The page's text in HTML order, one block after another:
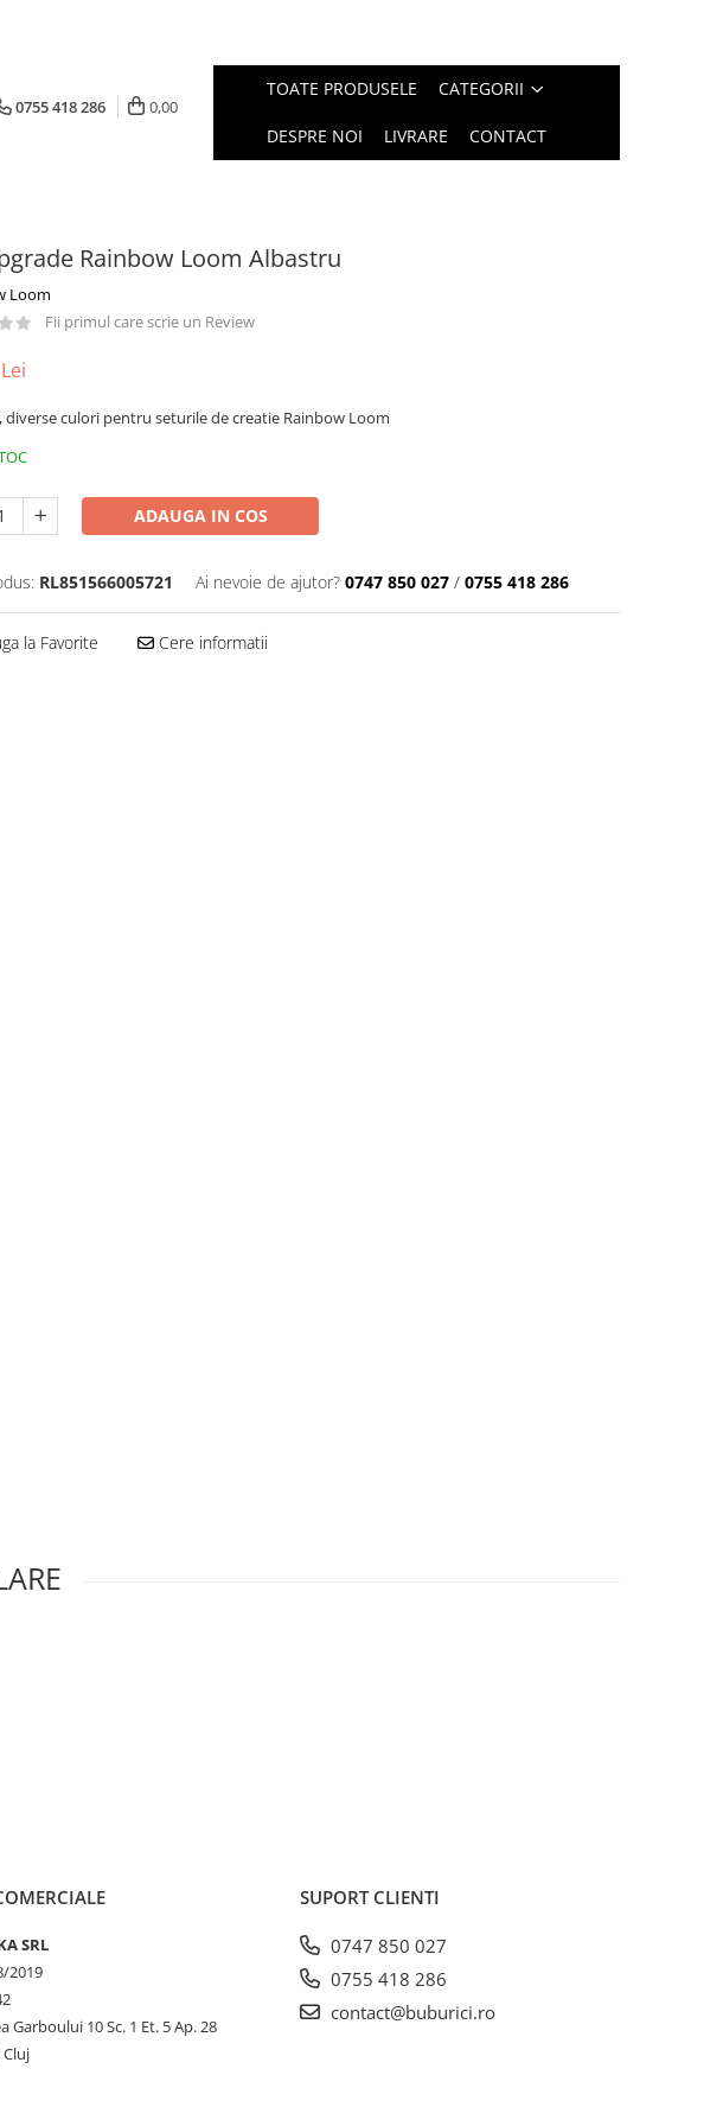
0755 418 286 0,00
TOATE PRODUSELE CATEGORII
DESPRE NOI LIVRARE CONTACT
Rainbow Loom Albastru
Loom
Fii primul care scrie un Review
diverse culori pentru seturile de creatie Rainbow Loom
ADAUGA IN COS
RL851566005721 Ai nevoie de ajutor? 0747 850 027 / 0755 418 286
la Favorite Cere informatii
SRL
2019
Garboului 10 Sc. 1 Et. 5 Ap. 28
SUPORT CLIENTI
0747 850 027
0755 418 286
contact@buburici.ro